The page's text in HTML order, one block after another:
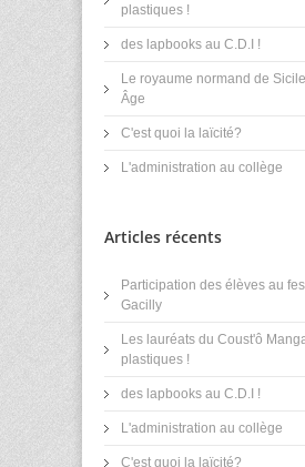
plastiques !
des lapbooks au C.D.I !
Le royaume normand de
Âge
C'est quoi la laïcité?
L'administration au collège
Articles récents
Participation des élèves au
Gacilly
Les lauréats du Coust'ô
plastiques !
des lapbooks au C.D.I !
L'administration au collège
C'est quoi la laïcité?